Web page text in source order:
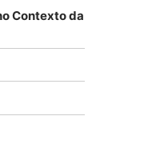
Contexto da